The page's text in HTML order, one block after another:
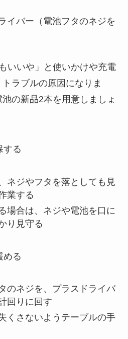
イバー（電池フタのネジを
いいや」と使いかけや充電
ラブルの原因になりま
の新品2本を用意しましょ
する
ネジやフタを落としても見
業する
場合は、ネジや電池を口に
り見守る
める
のネジを、プラスドライバ
回りに回す
くさないようテーブルの手